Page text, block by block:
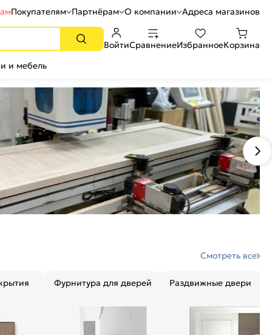
Покупателям Партнёрам О компании Адреса магазинов
ВойтиСравнениеИзбранноеКорзина
и мебель
Смотреть все
Фурнитура для дверей Раздвижные двери